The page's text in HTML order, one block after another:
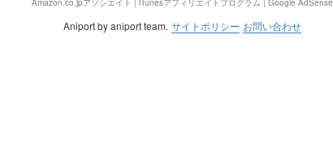
Aniport by aniport team. サイトポリシー お問い合わせ